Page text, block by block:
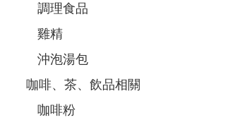
調理食品
雞精
沖泡湯包
咖啡、茶、飲品相關
咖啡粉